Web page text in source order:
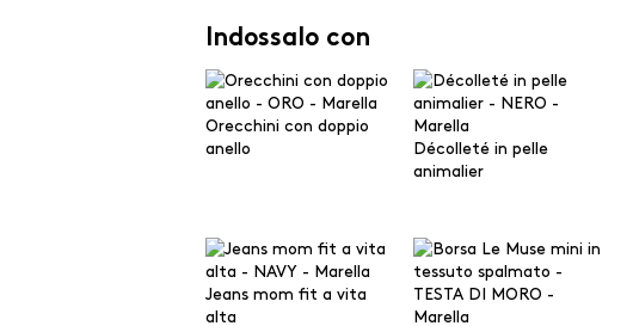
Indossalo con
Orecchini con doppio
anello
Décolleté in pelle
animalier
Jeans mom fit a vita
alta